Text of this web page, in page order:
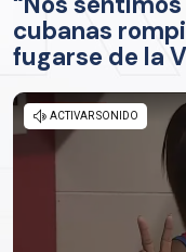
cubanas
fugarse de la